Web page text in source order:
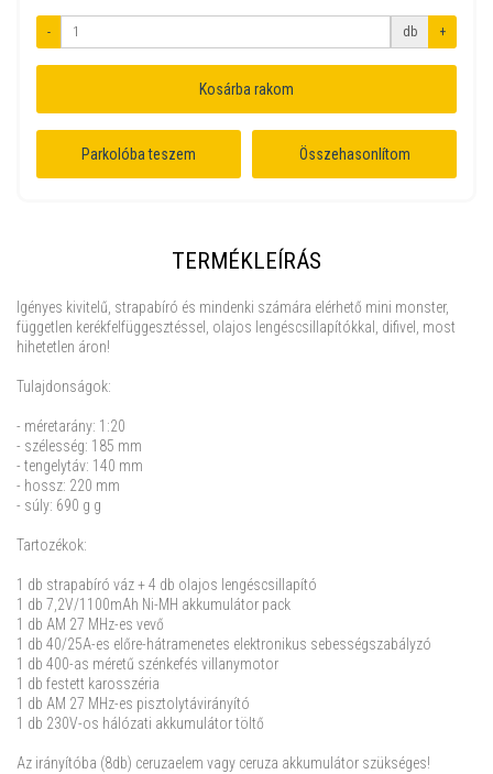
- db +
Kosárba rakom
Parkolóba teszem Összehasonlítom
TERMÉKLEÍRÁS
Igényes kivitelű, strapabíró és mindenki számára elérhető mini monster,
független kerékfelfüggesztéssel, olajos lengéscsillapítókkal, difivel, most
hihetetlen áron!
Tulajdonságok:
- méretarány: 1:20
- szélesség: 185 mm
- tengelytáv: 140 mm
- hossz: 220 mm
- súly: 690 g g
Tartozékok:
1 db strapabíró váz + 4 db olajos lengéscsillapító
1 db 7,2V/1100mAh Ni-MH akkumulátor pack
1 db AM 27 MHz-es vevő
1 db 40/25A-es előre-hátramenetes elektronikus sebességszabályzó
1 db 400-as méretű szénkefés villanymotor
1 db festett karosszéria
1 db AM 27 MHz-es pisztolytávirányító
1 db 230V-os hálózati akkumulátor töltő
Az irányítóba (8db) ceruzaelem vagy ceruza akkumulátor szükséges!